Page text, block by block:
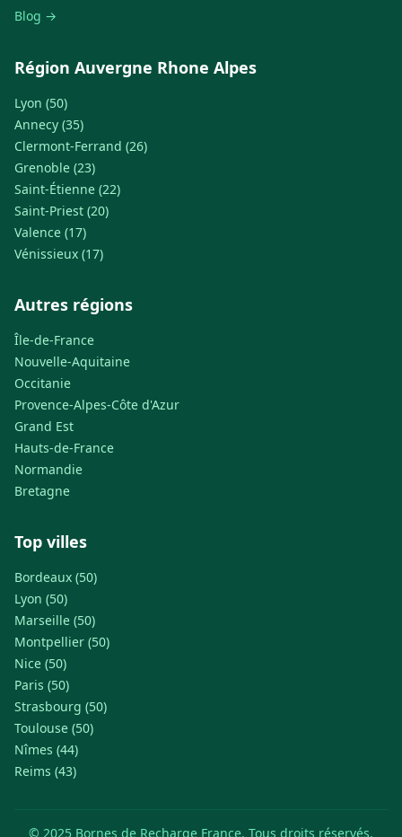
Blog →
Région Auvergne Rhone Alpes
Lyon (50)
Annecy (35)
Clermont-Ferrand (26)
Grenoble (23)
Saint-Étienne (22)
Saint-Priest (20)
Valence (17)
Vénissieux (17)
Autres régions
Île-de-France
Nouvelle-Aquitaine
Occitanie
Provence-Alpes-Côte d'Azur
Grand Est
Hauts-de-France
Normandie
Bretagne
Top villes
Bordeaux (50)
Lyon (50)
Marseille (50)
Montpellier (50)
Nice (50)
Paris (50)
Strasbourg (50)
Toulouse (50)
Nîmes (44)
Reims (43)
© 2025 Bornes de Recharge France. Tous droits réservés.